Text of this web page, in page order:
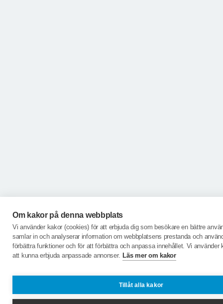
Om kakor på denna webbplats
Vi använder kakor (cookies) för att erbjuda dig som besökare en bättre
samlar in och analyserar information om webbplatsens prestanda och
förbättra funktioner och för att förbättra och anpassa innehållet. Vi använder
att kunna erbjuda anpassade annonser. Läs mer om kakor
Tillåt alla kakor